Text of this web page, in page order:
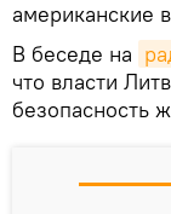
американские
В беседе на
что власти
безопасность